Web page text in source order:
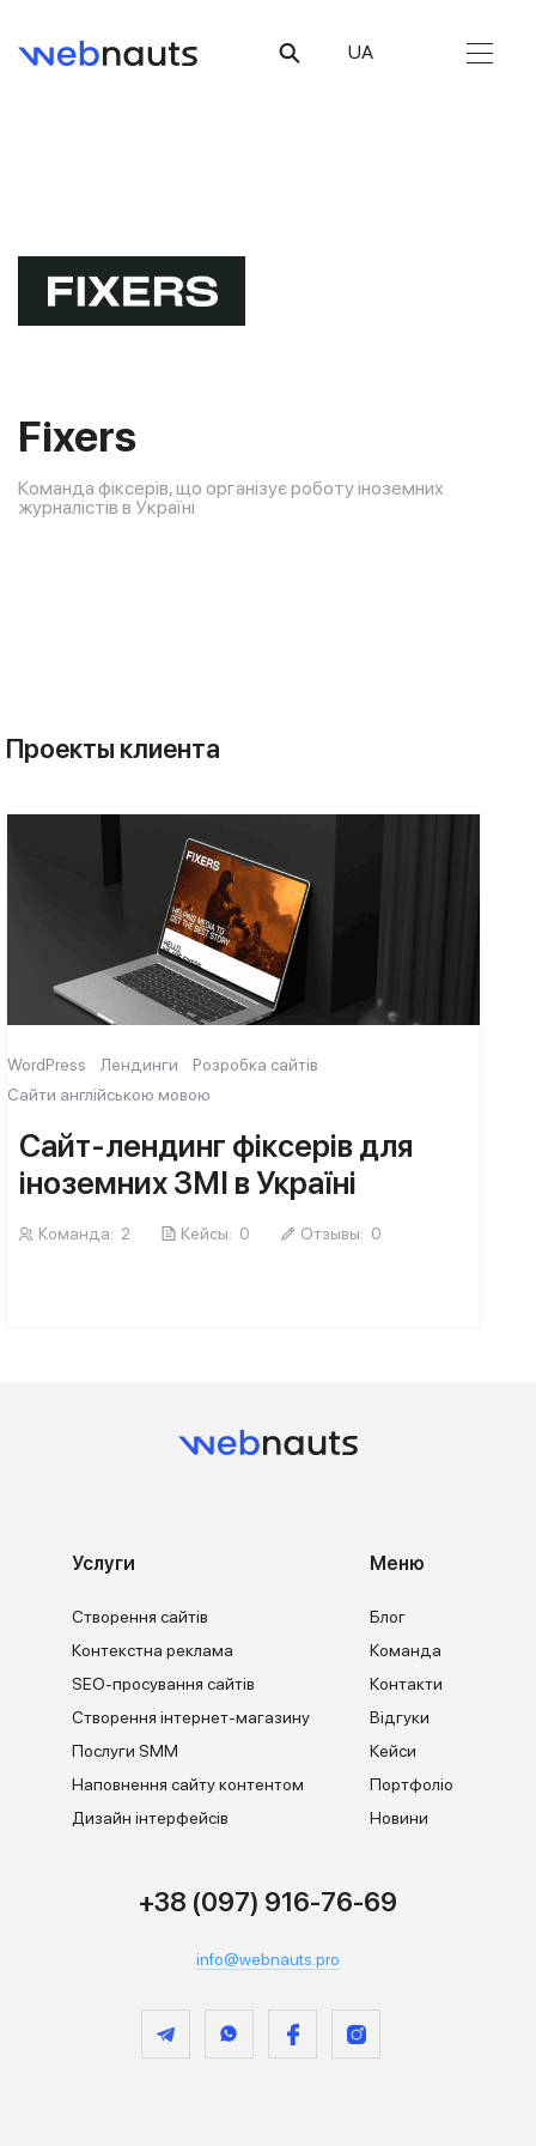
UA
Fixers
Команда фіксерів, що організує роботу іноземних
журналістів в Україні
Проекты клиента
WordPress Лендинги
Розробка сайтів
Сайти англійською мовою
Сайт-лендинг фіксерів для
іноземних ЗМІ в Україні
Команда: 2 Кейсы: 0 Отзывы: 0
Услуги
Створення сайтів
Контекстна реклама
SEO-просування сайтів
Створення інтернет-магазину
Послуги SMM
Наповнення сайту контентом
Дизайн інтерфейсів
Меню
Блог
Команда
Контакти
Відгуки
Кейси
Портфоліо
Новини
+38 (097) 916-76-69
info@webnauts.pro